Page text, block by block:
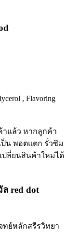
, Flavoring
าแล้ว หากลูกค้า
น พอตแตก รั่วซึม
ปลี่ยนสินค้าใหม่ได้
ล red dot
ย์หลักสรีรวิทยา